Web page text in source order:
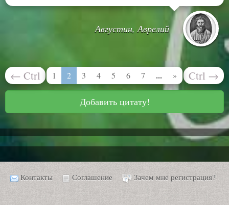
Августин, Аврелий
← Ctrl 1 2 3 4 5 6 7 ... » Ctrl →
Добавить цитату!
Контакты Соглашение Зачем мне регистрация?